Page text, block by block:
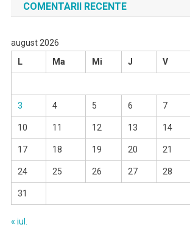
COMENTARII RECENTE
august 2026
L
Ma Mi J V
3 4 5 6 7
10 11 12 13 14
17 18 19 20 21
24 25 26 27 28
31
« iul.